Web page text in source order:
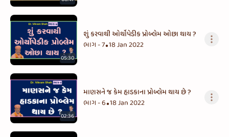
05:30
શું કરવાથી ઓર્થોપેડીક પ્રોબ્લેમ ઓછા થાય ?
ભાગ - 7•18 Jan 2022
02:36
માણસને જ કેમ હાડકાના પ્રોબ્લેમ થાય છે ?
ભાગ - 6•18 Jan 2022